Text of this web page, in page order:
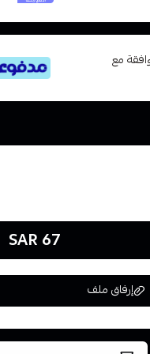
متوافقة مع
67 SAR
إرفاق ملف